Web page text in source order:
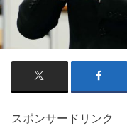
スポンサードリンク